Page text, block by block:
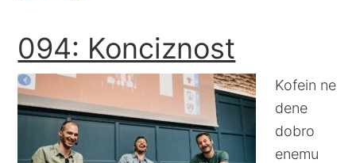
094: Konciznost
Kofein ne
dene
dobro
enemu